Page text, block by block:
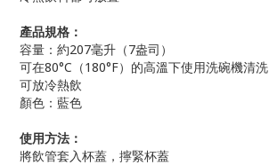
產品規格：
容量：約207毫升（7盎司）
可在80°C（180°F）的高溫下使用洗碗機清洗
可放冷熱飲
顏色：藍色
使用方法：
將飲管套入杯蓋，擰緊杯蓋